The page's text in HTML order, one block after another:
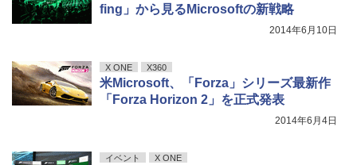
fing」から見るMicrosoftの新戦略
2014年6月10日
X ONE X360
米Microsoft、「Forza」シリーズ最新作
「Forza Horizon 2」を正式発表
2014年6月4日
イベント X ONE